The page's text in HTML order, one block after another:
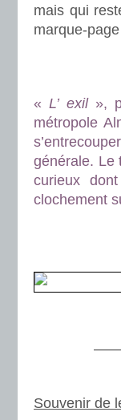
mais qui
marque-
« L’ exil »,
métropole
générale. Le
curieux
clochement
Souvenir de